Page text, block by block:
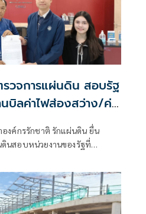
วจการแผ่นดิน สอบรัฐ
บิลค่าไฟส่องสว่าง/ค่า
ค์กรรักชาติ รักแผ่นดิน ยื่น
นสอบหน่วยงานของรัฐที่
. กฟน. กรมทางหลวง ฯลฯ